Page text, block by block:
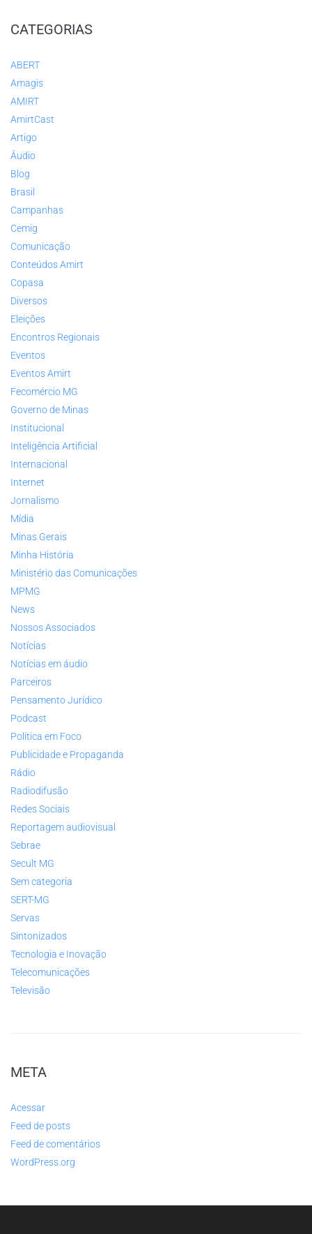
CATEGORIAS
ABERT
Amagis
AMIRT
AmirtCast
Artigo
Áudio
Blog
Brasil
Campanhas
Cemig
Comunicação
Conteúdos Amirt
Copasa
Diversos
Eleições
Encontros Regionais
Eventos
Eventos Amirt
Fecomércio MG
Governo de Minas
Institucional
Inteligência Artificial
Internacional
Internet
Jornalismo
Mídia
Minas Gerais
Minha História
Ministério das Comunicações
MPMG
News
Nossos Associados
Notícias
Notícias em áudio
Parceiros
Pensamento Jurídico
Podcast
Política em Foco
Publicidade e Propaganda
Rádio
Radiodifusão
Redes Sociais
Reportagem audiovisual
Sebrae
Secult MG
Sem categoria
SERT-MG
Servas
Sintonizados
Tecnologia e Inovação
Telecomunicações
Televisão
META
Acessar
Feed de posts
Feed de comentários
WordPress.org